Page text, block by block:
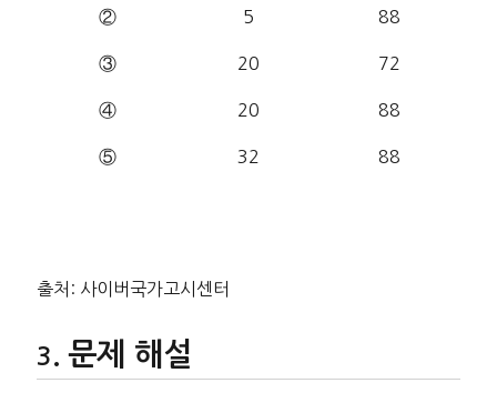
② 5 88
③ 20 72
④ 20 88
⑤ 32 88
출처: 사이버국가고시센터
문제 해설